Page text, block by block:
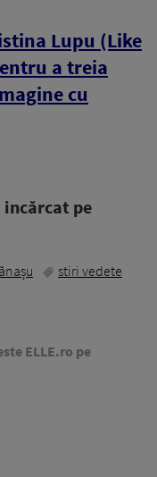
Lupu (Like
a treia
cu
incărcat pe
stiri vedete
ELLE.ro pe